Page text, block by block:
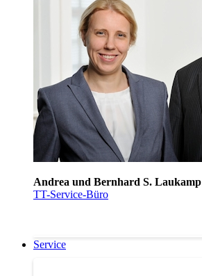
Andrea und Bernhard S. Laukamp
TT-Service-Büro
Service